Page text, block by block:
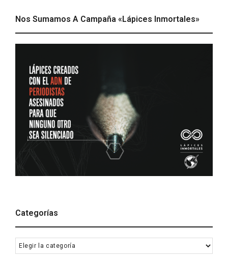
Nos Sumamos A Campaña «Lápices Inmortales»
Categorías
Categorías